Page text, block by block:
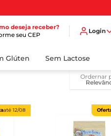
deseja receber?
seu CEP
Login
Glúten Sem Lactose
ordernar
até 12/08